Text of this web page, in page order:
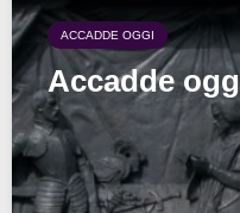
ACCADDE OGGI
Accadde